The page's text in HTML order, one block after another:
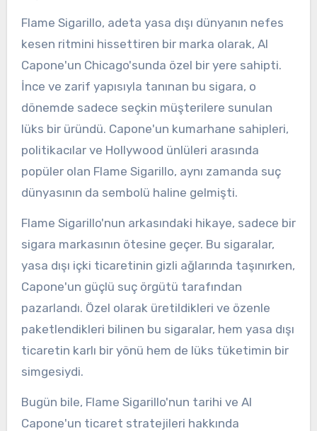
Flame Sigarillo, adeta yasa dışı dünyanın nefes
kesen ritmini hissettiren bir marka olarak, Al
Capone'un Chicago'sunda özel bir yere sahipti.
İnce ve zarif yapısıyla tanınan bu sigara, o
dönemde sadece seçkin müşterilere sunulan
lüks bir üründü. Capone'un kumarhane sahipleri,
politikacılar ve Hollywood ünlüleri arasında
popüler olan Flame Sigarillo, aynı zamanda suç
dünyasının da sembolü haline gelmişti.
Flame Sigarillo'nun arkasındaki hikaye, sadece bir
sigara markasının ötesine geçer. Bu sigaralar,
yasa dışı içki ticaretinin gizli ağlarında taşınırken,
Capone'un güçlü suç örgütü tarafından
pazarlandı. Özel olarak üretildikleri ve özenle
paketlendikleri bilinen bu sigaralar, hem yasa dışı
ticaretin karlı bir yönü hem de lüks tüketimin bir
simgesiydi.
Bugün bile, Flame Sigarillo'nun tarihi ve Al
Capone'un ticaret stratejileri hakkında